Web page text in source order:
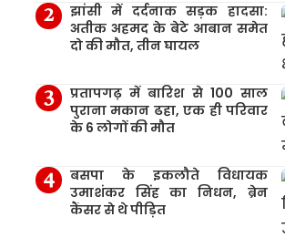
झांसी में दर्दनाक सड़क हादसा:
अतीक अहमद के बेटे आबान समेत
दो की मौत, तीन घायल
प्रतापगढ़ में बारिश से 100 साल
पुराना मकान ढहा, एक ही परिवार
के 6 लोगों की मौत
बसपा के इकलौते विधायक
उमाशंकर सिंह का निधन, ब्रेन
कैंसर से थे पीड़ित